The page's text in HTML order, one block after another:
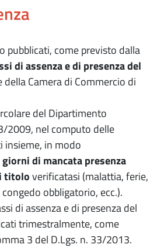
pubblicati, come previsto dalla
di assenza e di presenza del
della Camera di Commercio di
del Dipartimento
2009, nel computo delle
insieme, in modo
di mancata presenza
titoloverificatasi (malattia, ferie,
obbligatorio, ecc.).
di assenza e di presenza del
trimestralmente, come
3 del D.Lgs. n. 33/2013.